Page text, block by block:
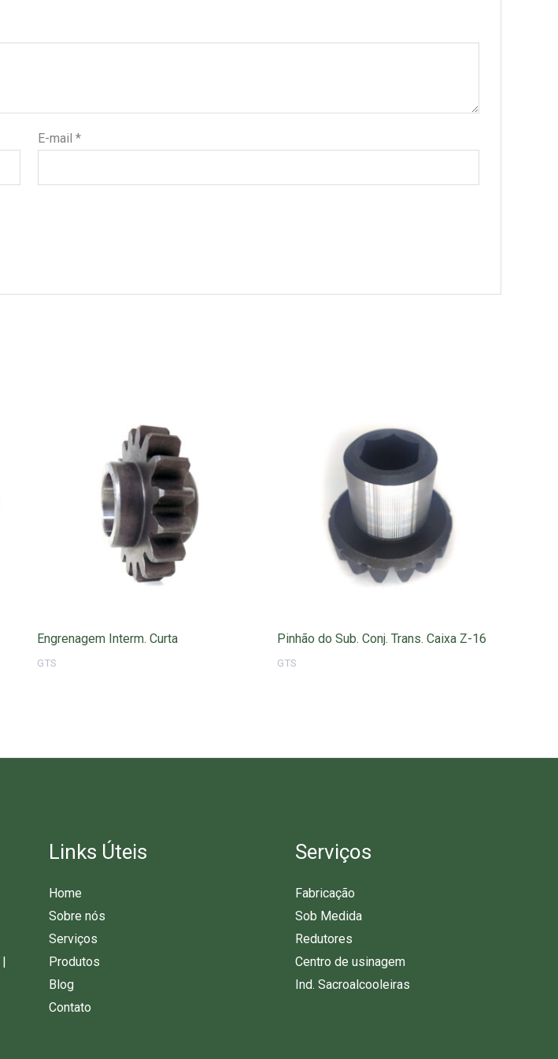
E-mail*
Engrenagem Interm. Curta
GTS
Pinhão do Sub. Conj. Trans. Caixa Z-16
GTS
Links Úteis
Home
Sobre nós
Serviços
Produtos
Blog
Contato
Serviços
Fabricação
Sob Medida
Redutores
Centro de usinagem
Ind. Sacroalcooleiras